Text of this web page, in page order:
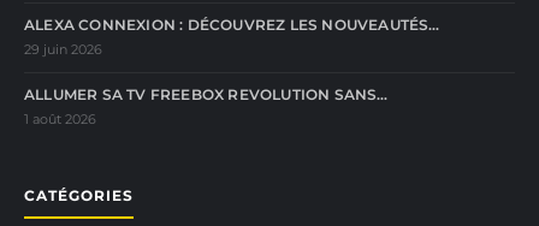
ALEXA CONNEXION : DÉCOUVREZ LES NOUVEAUTÉS…
29 juin 2026
ALLUMER SA TV FREEBOX REVOLUTION SANS…
1 août 2026
CATÉGORIES